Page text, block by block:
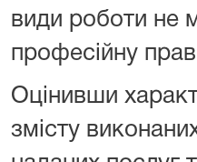
види роботи не
професійну
Оцінивши
змісту